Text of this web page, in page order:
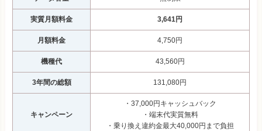
実質月額料金 3,641円
月額料金 4,750円
機種代 43,560円
3年間の総額 131,080円
キャンペーン
・37,000円キャッシュバック
・端末代実質無料
・乗り換え違約金最大40,000円まで負担